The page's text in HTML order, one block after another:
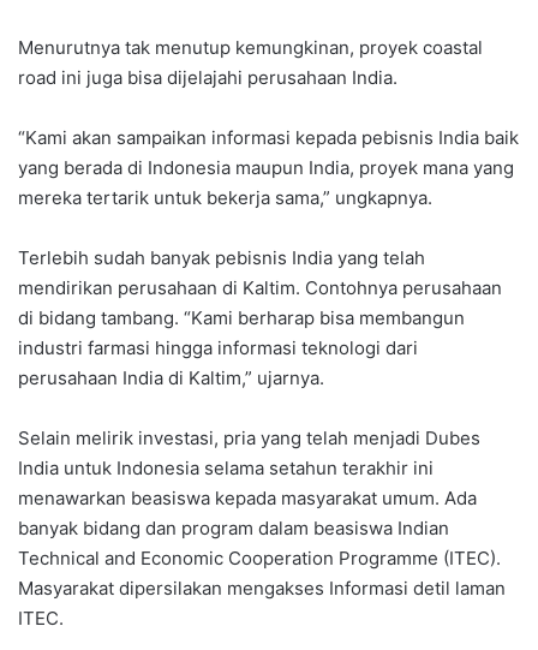
Menurutnya tak menutup kemungkinan, proyek coastal
road ini juga bisa dijelajahi perusahaan India.
“Kami akan sampaikan informasi kepada pebisnis India baik
yang berada di Indonesia maupun India, proyek mana yang
mereka tertarik untuk bekerja sama,” ungkapnya.
Terlebih sudah banyak pebisnis India yang telah
mendirikan perusahaan di Kaltim. Contohnya perusahaan
di bidang tambang. “Kami berharap bisa membangun
industri farmasi hingga informasi teknologi dari
perusahaan India di Kaltim,” ujarnya.
Selain melirik investasi, pria yang telah menjadi Dubes
India untuk Indonesia selama setahun terakhir ini
menawarkan beasiswa kepada masyarakat umum. Ada
banyak bidang dan program dalam beasiswa Indian
Technical and Economic Cooperation Programme (ITEC).
Masyarakat dipersilakan mengakses Informasi detil laman
ITEC.